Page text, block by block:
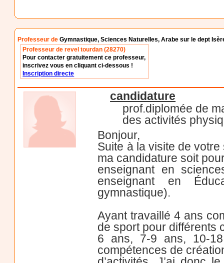
Professeur deGymnastique, Sciences Naturelles, Arabe sur le dept
Professeur de revel tourdan (28270)
Pour contacter gratuitement ce professeur,
inscrivez vous en cliquant ci-dessous !
Inscription directe
candidature
prof.diplomée de
des activités
Bonjour,
Suite à la visite de votre
ma candidature soit
enseignant en
enseignant en
gymnastique).
Ayant travaillé 4 ans
de sport pour différents
6 ans, 7-9 ans, 10-
compétences de